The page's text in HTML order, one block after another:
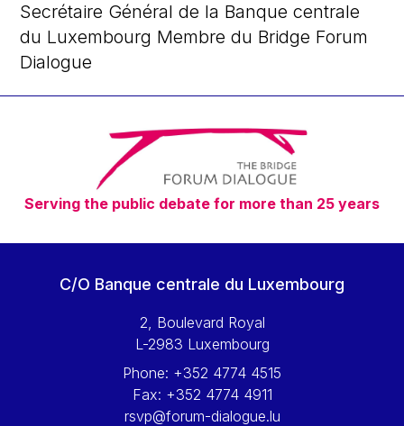
Secrétaire Général de la Banque centrale
du Luxembourg Membre du Bridge Forum
Dialogue
Serving the public debate for more than 25 years
C/O Banque centrale du Luxembourg
2, Boulevard Royal
L-2983 Luxembourg
Phone: +352 4774 4515
Fax: +352 4774 4911
rsvp@forum-dialogue.lu